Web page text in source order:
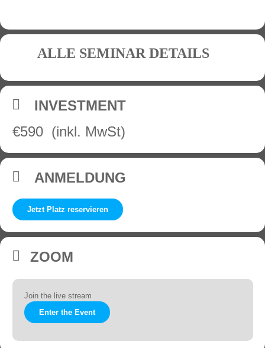
ALLE SEMINAR DETAILS
INVESTMENT
€590 (inkl. MwSt)
ANMELDUNG
Jetzt Platz reservieren
ZOOM
Join the live stream
Enter the Event